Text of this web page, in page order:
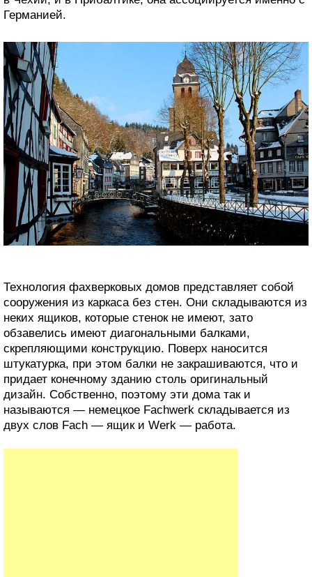
Германией.
Технология фахверковых домов представляет собой
сооружения из каркаса без стен. Они складываются из
неких ящиков, которые стенок не имеют, зато
обзавелись имеют диагональными балками,
скрепляющими конструкцию. Поверх наносится
штукатурка, при этом балки не закрашиваются, что и
придает конечному зданию столь оригинальный
дизайн. Собственно, поэтому эти дома так и
называются — немецкое Fachwerk складывается из
двух слов Fach — ящик и Werk — работа.